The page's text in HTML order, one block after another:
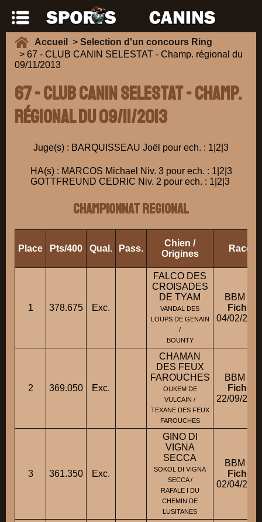
Accueil > Selection d'un concours Ring
> 67 - CLUB CANIN SELESTAT - Champ. régional du
09/11/2013
67 - CLUB CANIN SELESTAT - Champ.
régional du 09/11/2013
Juge(s) : BARQUISSEAU Joël pour ech. : 1|2|3
HA(s) : MARCOS Michael Niv. 3 pour ech. : 1|2|3
GOTTFREUND CEDRIC Niv. 2 pour ech. : 1|2|3
CHAMPIONNAT REGIONAL
Place Pts/400 Qual. Pass.
Chien /
Origines
Race
1 378.675 Exc.
FALCO DES
CROISADES
DE TYAM
VANDAL DES
LOUPS DE GENAIN
/
BOUNTY
BBM M
Fiche
04/02/
2 369.050 Exc.
CHAMAN
DES FEUX
FAROUCHES
OUKEM DE
VULCAIN /
TEXANE DES FEUX
FAROUCHES
BBM M
Fiche
22/09/
3 361.350 Exc.
GINO DI
VIGNA
SECCA
SOKOL DI VIGNA
SECCA /
RAFALE I DU
CHEMIN DE
LUSITANES
BBM M
Fiche
02/04/